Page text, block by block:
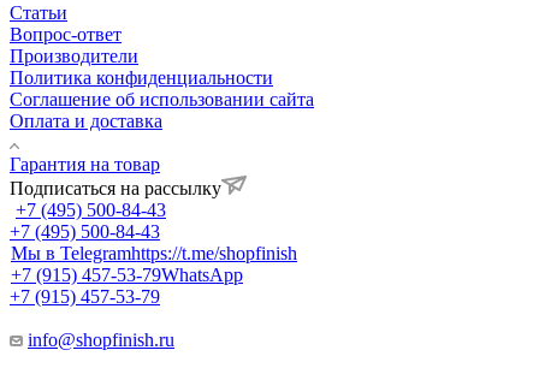
Статьи
Вопрос-ответ
Производители
Политика конфиденциальности
Соглашение об использовании сайта
Оплата и доставка
Гарантия на товар
Подписаться на рассылку
+7 (495) 500-84-43
+7 (495) 500-84-43
Мы в Telegramhttps://t.me/shopfinish
+7 (915) 457-53-79WhatsApp
+7 (915) 457-53-79
info@shopfinish.ru